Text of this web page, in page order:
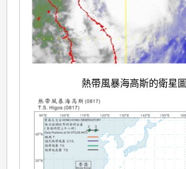
熱帶風暴海高斯的衛星圖